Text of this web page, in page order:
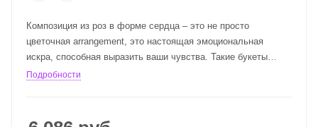
Композиция из роз в форме сердца – это не просто
цветочная arrangement, это настоящая эмоциональная
искра, способная выразить ваши чувства. Такие букеты
идеально подходят для романтических событий, свадеб,
время как белые символизируют чистоту и невинность.
Подробности